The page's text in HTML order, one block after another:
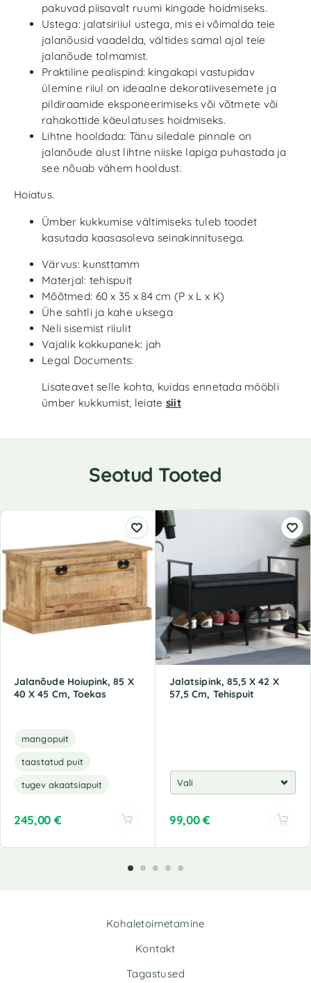
pakuvad piisavalt ruumi kingade hoidmiseks.
Ustega: jalatsiriiul ustega, mis ei võimalda teie
jalanõusid vaadelda, vältides samal ajal teie
jalanõude tolmamist.
Praktiline pealispind: kingakapi vastupidav
ülemine riiul on ideaalne dekoratiivesemete ja
pildiraamide eksponeerimiseks või võtmete või
rahakottide käeulatuses hoidmiseks.
Lihtne hooldada: Tänu siledale pinnale on
jalanõude alust lihtne niiske lapiga puhastada ja
see nõuab vähem hooldust.
Hoiatus.
Ümber kukkumise vältimiseks tuleb toodet
kasutada kaasasoleva seinakinnitusega.
Värvus: kunsttamm
Materjal: tehispuit
Mõõtmed: 60 x 35 x 84 cm (P x L x K)
Ühe sahtli ja kahe uksega
Neli sisemist riiulit
Vajalik kokkupanek: jah
Legal Documents:
Lisateavet selle kohta, kuidas ennetada mööbli
ümber kukkumist, leiate siit
Seotud Tooted
Jalanõude Hoiupink, 85 X
40 X 45 Cm, Toekas
mangopuit
taastatud puit
tugev akaatsiapuit
245,00 €
Jalatsipink, 85,5 X 42 X
57,5 Cm, Tehispuit
99,00€
t
a
t
v
Kohaletoimetamine
Kontakt
Tagastused